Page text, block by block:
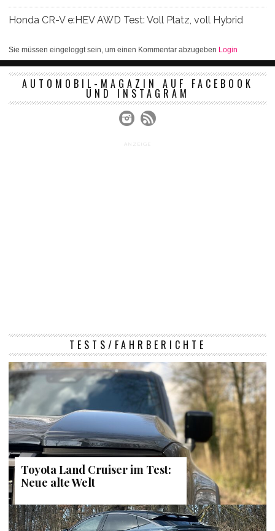
Honda CR-V e:HEV AWD Test: Voll Platz, voll Hybrid
Sie müssen eingeloggt sein, um einen Kommentar abzugeben Login
AUTOMOBIL-MAGAZIN AUF FACEBOOK
UND INSTAGRAM
ANZEIGE
TESTS/FAHRBERICHTE
Toyota Land Cruiser im Test:
Neue alte Welt